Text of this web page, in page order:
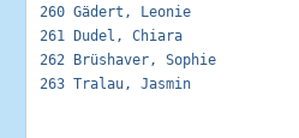
260 Gädert, Leonie
261 Dudel, Chiara
262 Brüshaver, Sophie
263 Tralau, Jasmin